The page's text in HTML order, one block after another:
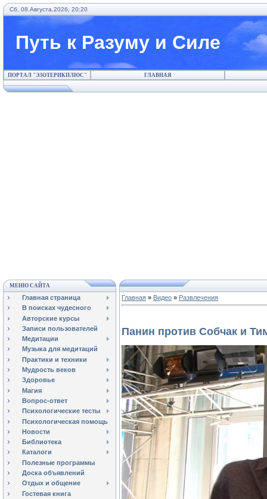
Сб, 08.Августа.2026, 20:20
Путь к Разуму и Силе
ПОРТАЛ "ЭЗОТЕРИКПЛЮС" ГЛАВНАЯ
МЕНЮ САЙТА
Главная страница
В поисках чудесного
Авторские курсы
Записи пользователей
Медитации
Музыка для медитаций
Практики и техники
Мудрость веков
Здоровье
Магия
Вопрос-ответ
Психологические тесты
Психологическая помощь
Новости
Библиотека
Каталоги
Полезные программы
Доска объявлений
Отдых и общение
Гостевая книга
Главная » Видео » Развлечения
Панин против Собчак и